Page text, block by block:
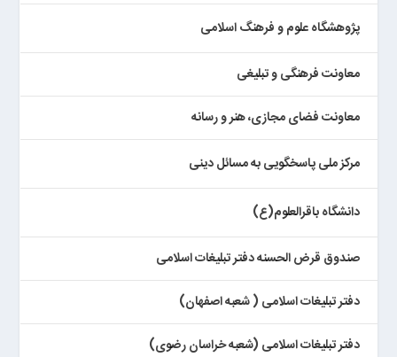
پژوهشگاه علوم و فرهنگ اسلامی
معاونت فرهنگی و تبلیغی
معاونت فضای مجازی، هنر و رسانه
مرکز ملی پاسخگویی به مسائل دینی
دانشگاه باقرالعلوم(ع)
صندوق قرض الحسنه دفتر تبلیغات اسلامی
دفتر تبلیغات اسلامی ( شعبه اصفهان)
دفتر تبلیغات اسلامی (شعبه خراسان رضوی)